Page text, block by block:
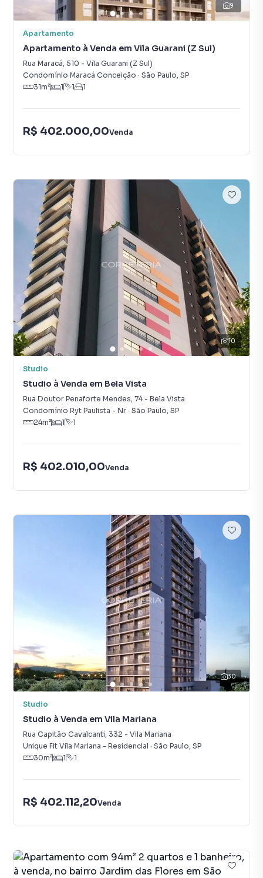
9
Apartamento
Apartamento à Venda em Vila Guarani (Z Sul)
Rua Maracá, 510 - Vila Guarani (Z Sul)
Condomínio Maracá Conceição · São Paulo, SP
31m² 1 1 1
R$ 402.000,00Venda
10
Studio
Studio à Venda em Bela Vista
Rua Doutor Penaforte Mendes, 74- Bela Vista
Condomínio Ryt Paulista - Nr · São Paulo, SP
24m² 1 1
R$ 402.010,00Venda
30
Studio
Studio à Venda em Vila Mariana
Rua Capitão Cavalcanti, 332 - Vila Mariana
Unique Fit Vila Mariana - Residencial · São Paulo, SP
30m² 1 1
R$ 402.112,20Venda